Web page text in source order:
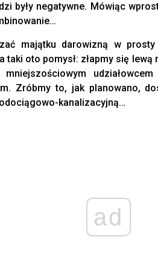
były negatywne. Mówiąc
majątku darowizną w
taki oto pomysł: złapmy się
mniejszościowym
Zróbmy to, jak planowano,
kanalizacyjną…
ad